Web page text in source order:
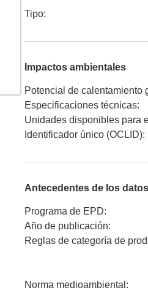
Tipo:
Impactos ambientales
Potencial de calentamiento
Especificaciones técnicas:
Unidades disponibles para
Identificador único (OCLID):
Antecedentes de los
Programa de EPD:
Año de publicación:
Reglas de categoría de
Norma medioambiental :